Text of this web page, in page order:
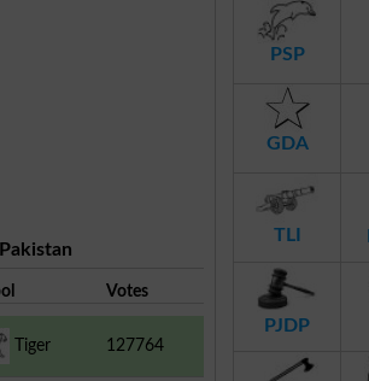
Votes
Tiger 127764
PSP
GDA
TLI
PJDP